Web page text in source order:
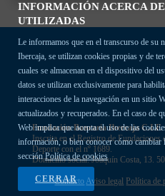
INFORMACIÓN ACERCA
UTILIZADAS
Le informamos que en el transcurso de su
Ibercaja, se utilizan cookies propias y de
cuales se almacenan en el dispositivo del
datos se utilizan exclusivamente para
interacciones de la navegación en un sitio
actualizados y recuperados. En el caso de
Web implica que acepta el uso de las
información, o bien conocer cómo cambiar
secciónPolítica de cookies
CERRAR
Fundación Bancaria Ibercaja C.I.F.
Inscrita en el Registro de
Deporte con el nº 1689.
Domicilio social: Joaquín Costa, 13.
ContactoAviso legal Política de